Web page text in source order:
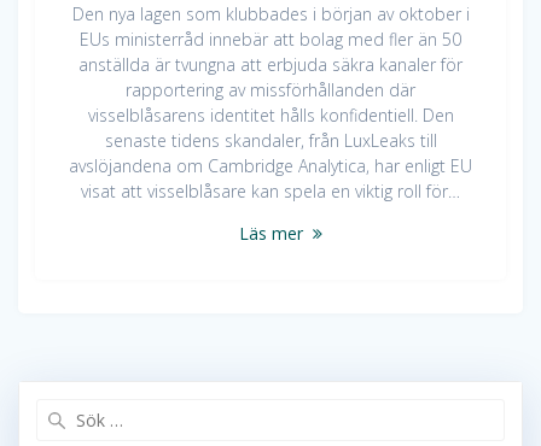
Den nya lagen som klubbades i början av oktober i
EUs ministerråd innebär att bolag med fler än 50
anställda är tvungna att erbjuda säkra kanaler för
rapportering av missförhållanden där
visselblåsarens identitet hålls konfidentiell. Den
senaste tidens skandaler, från LuxLeaks till
avslöjandena om Cambridge Analytica, har enligt EU
visat att visselblåsare kan spela en viktig roll för…
Läs mer